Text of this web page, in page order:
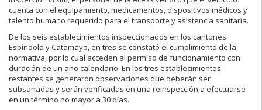
cuenta con el equipamiento, medicamentos, dispositivos médicos y
talento humano requerido para el transporte y asistencia sanitaria.
De los seis establecimientos inspeccionados en los cantones
Espíndola y Catamayo, en tres se constató el cumplimiento de la
normativa, por lo cual acceden al permiso de funcionamiento con
duración de un año calendario. En los tres establecimientos
restantes se generaron observaciones que deberán ser
subsanadas y serán verificadas en una reinspección a efectuarse
en un término no mayor a 30 días.